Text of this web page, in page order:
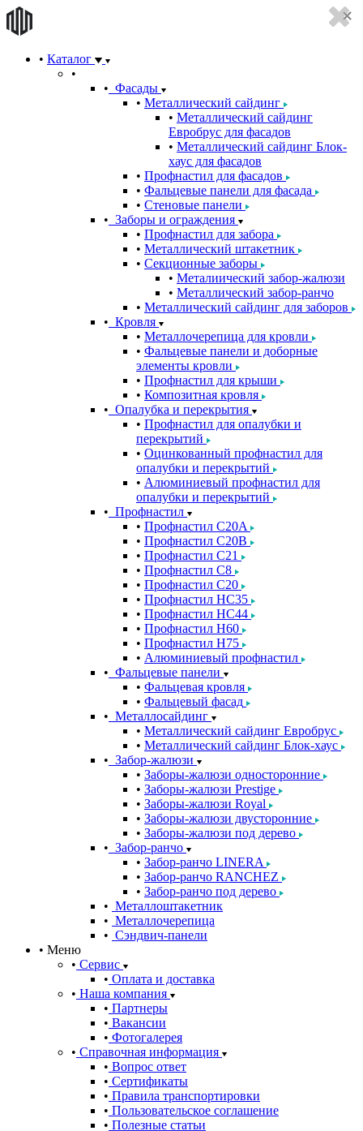
Каталог
Фасады
Металлический сайдинг
Металлический сайдинг
Евробрус для фасадов
Металлический сайдинг Блок-
хаус для фасадов
Профнастил для фасадов
Фальцевые панели для фасада
Стеновые панели
Заборы и ограждения
Профнастил для забора
Металлический штакетник
Секционные заборы
Металиический забор-жалюзи
Металлический забор-ранчо
Металлический сайдинг для заборов
Кровля
Металлочерепица для кровли
Фальцевые панели и доборные
элементы кровли
Профнастил для крыши
Композитная кровля
Опалубка и перекрытия
Профнастил для опалубки и
перекрытий
Оцинкованный профнастил для
опалубки и перекрытий
Алюминиевый профнастил для
опалубки и перекрытий
Профнастил
Профнастил С20A
Профнастил С20B
Профнастил С21
Профнастил С8
Профнастил С20
Профнастил НС35
Профнастил НС44
Профнастил Н60
Профнастил Н75
Алюминиевый профнастил
Фальцевые панели
Фальцевая кровля
Фальцевый фасад
Металлосайдинг
Металлический сайдинг Евробрус
Металлический сайдинг Блок-хаус
Забор-жалюзи
Заборы-жалюзи односторонние
Заборы-жалюзи Prestige
Заборы-жалюзи Royal
Заборы-жалюзи двусторонние
Заборы-жалюзи под дерево
Забор-ранчо
Забор-ранчо LINERA
Забор-ранчо RANCHEZ
Забор-ранчо под дерево
Металлоштакетник
Металлочерепица
Сэндвич-панели
Меню
Сервис
Оплата и доставка
Наша компания
Партнеры
Вакансии
Фотогалерея
Справочная информация
Вопрос ответ
Сертификаты
Правила транспортировки
Пользовательское соглашение
Полезные статьи